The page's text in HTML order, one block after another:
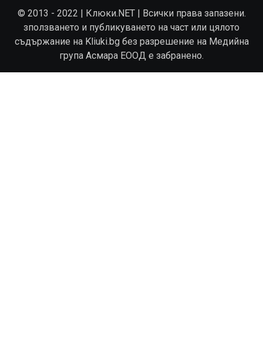
© 2013 - 2022 | Клюки.NET | Всички права запазени.
зползването и публикуването на част или цялото
съдържание на Kliuki.bg без разрешение на Медийна
група Асмара ЕООД е забранено.